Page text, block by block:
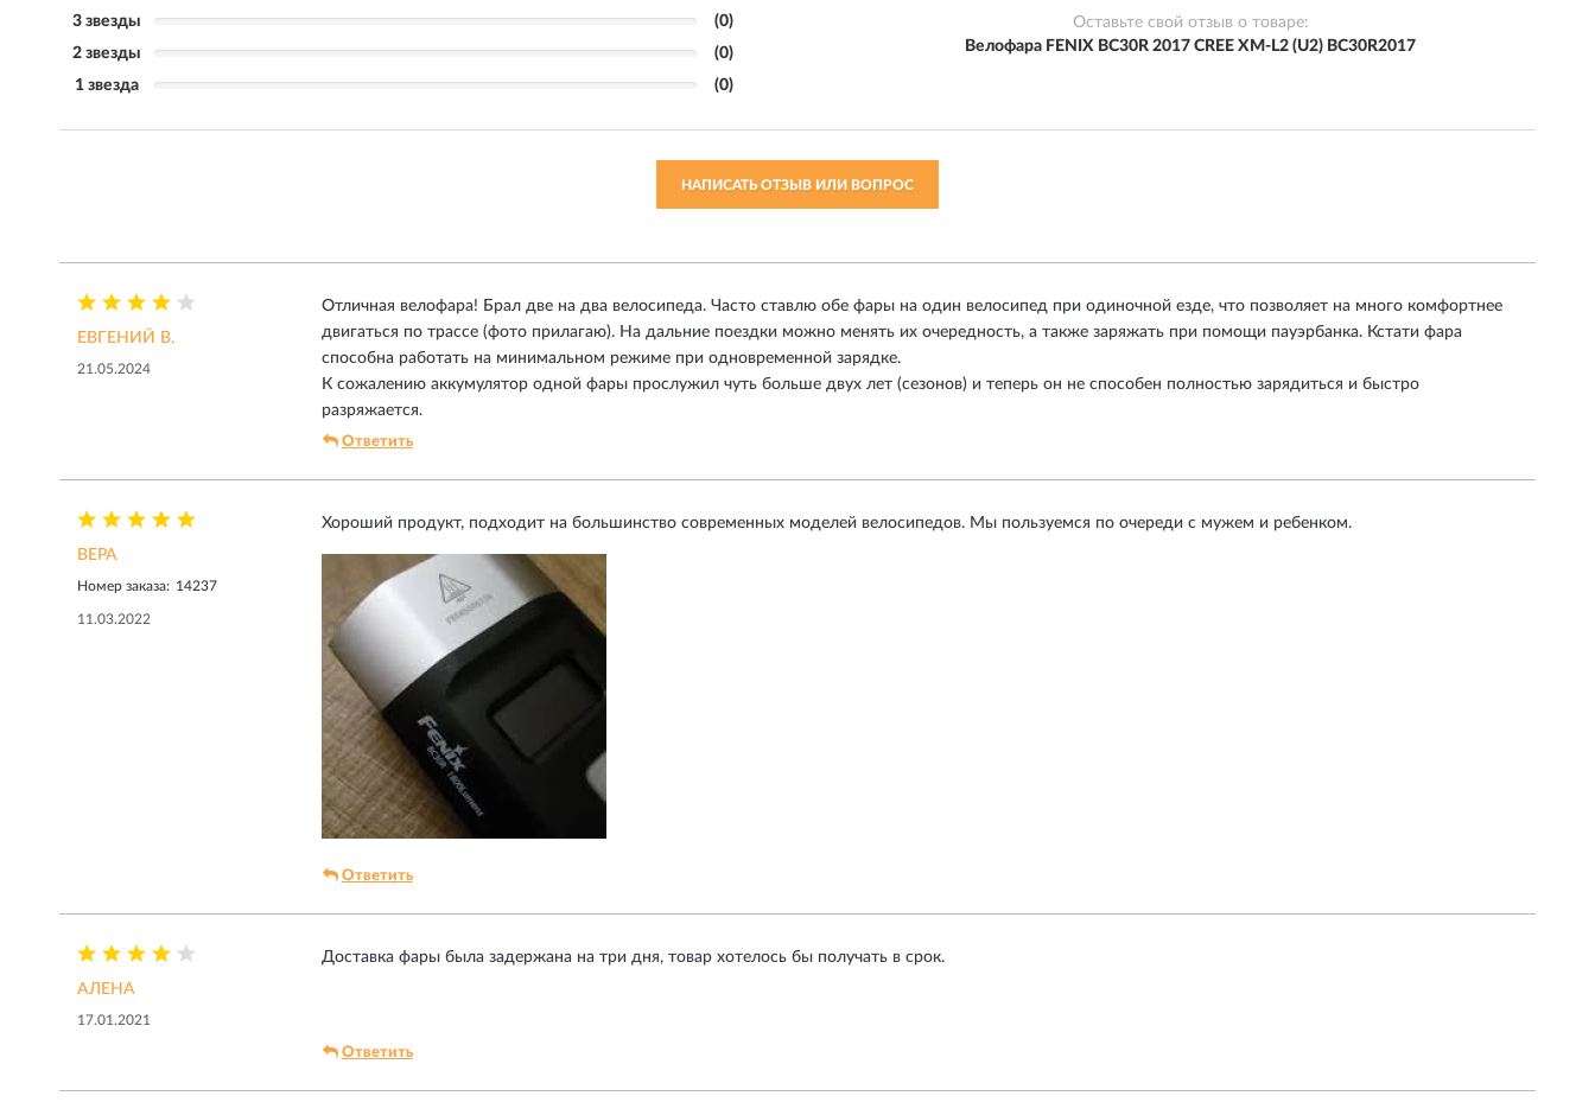
3 звезды
(0)
2 звезды
(0)
1 звезда
(0)
Оставьте свой отзыв о товаре:
Велофара FENIX BC30R 2017 CREE XM-L2 (U2) BC30R2017
НАПИСАТЬ ОТЗЫВ ИЛИ ВОПРОС
ЕВГЕНИЙ В.
21.05.2024
Отличная велофара! Брал две на два велосипеда. Часто ставлю обе фары на один велосипед при одиночной езде, что позволяет на много комфортнее
двигаться по трассе (фото прилагаю). На дальние поездки можно менять их очередность, а также заряжать при помощи пауэрбанка. Кстати фара
способна работать на минимальном режиме при одновременной зарядке.
К сожалению аккумулятор одной фары прослужил чуть больше двух лет (сезонов) и теперь он не способен полностью зарядиться и быстро
разряжается.
Ответить
ВЕРА
Номер заказа: 14237
11.03.2022
Хороший продукт, подходит на большинство современных моделей велосипедов. Мы пользуемся по очереди с мужем и ребенком.
Ответить
АЛЕНА
17.01.2021
Доставка фары была задержана на три дня, товар хотелось бы получать в срок.
Ответить